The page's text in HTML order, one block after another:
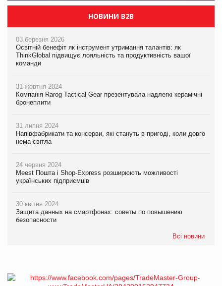
НОВИНИ B2B
03 березня 2026
Освітній бенефіт як інструмент утримання талантів: як
ThinkGlobal підвищує лояльність та продуктивність вашої
команди
31 жовтня 2024
Компанія Rarog Tactical Gear презентувала надлегкі керамічні
бронеплити
31 липня 2024
Напівфабрикати та консерви, які стануть в пригоді, коли довго
нема світла
24 червня 2024
Meest Пошта і Shop-Express розширюють можливості
українських підприємців
30 квітня 2024
Защита данных на смартфонах: советы по повышению
безопасности
Всі новини